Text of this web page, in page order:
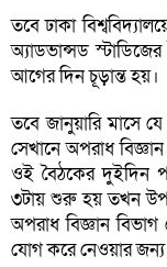
তবে ঢাকা
অ্যাডভান্সড
আগের দিন চূড়ান্ত হয়।
তবে জানুয়ারি মাসে
সেখানে অপরাধ
ওই বৈঠকের দুইদিন
৩টায় শুরু হয় তখন
অপরাধ বিজ্ঞান
যোগ করে নেওয়ার